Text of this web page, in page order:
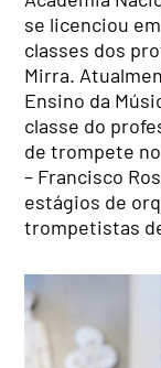
se licenciou
classes dos
Mirra.
Ensino da
classe do
de trompete
– Francisco
estágios de
trompetistas